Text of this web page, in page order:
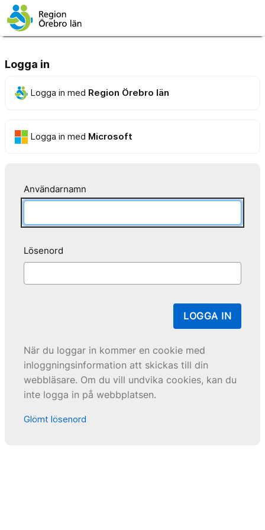
Logga in
Logga in med Region Örebro län
Logga in med Microsoft
Användarnamn
Lösenord
LOGGA IN
När du loggar in kommer en cookie med
inloggningsinformation att skickas till din
webbläsare. Om du vill undvika cookies, kan du
inte logga in på webbplatsen.
Glömt lösenord